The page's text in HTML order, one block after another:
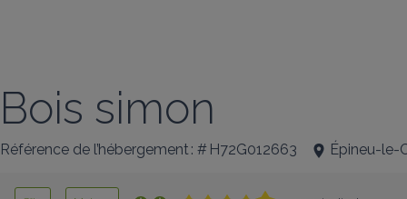
Bois simon
Référence de l’hébergement : # H72G012663 Épineu-le-